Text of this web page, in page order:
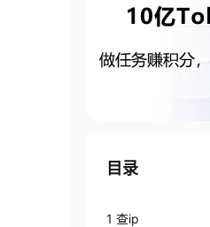
目录
1 查ip